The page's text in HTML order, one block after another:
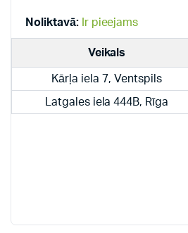
quantity
Noliktavā: Ir pieejams
Veikals
Kārļa iela 7, Ventspils
Latgales iela 444B, Rīga